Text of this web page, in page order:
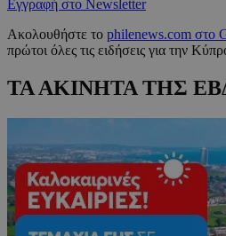
Εγγραφή στο Newsletter
Ακολουθήστε το philenews.com στο
πρώτοι όλες τις ειδήσεις για την
ΤΑ ΑΚΙΝΗΤΑ ΤΗΣ